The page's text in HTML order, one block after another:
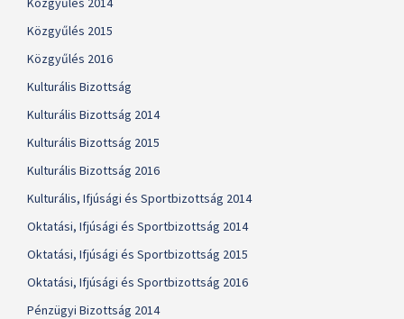
Közgyűlés 2015
Közgyűlés 2016
Kulturális Bizottság
Kulturális Bizottság 2014
Kulturális Bizottság 2015
Kulturális Bizottság 2016
Kulturális, Ifjúsági és Sportbizottság 2014
Oktatási, Ifjúsági és Sportbizottság 2014
Oktatási, Ifjúsági és Sportbizottság 2015
Oktatási, Ifjúsági és Sportbizottság 2016
Pénzügyi Bizottság 2014